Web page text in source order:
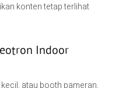
konten tetap terlihat
Indoor